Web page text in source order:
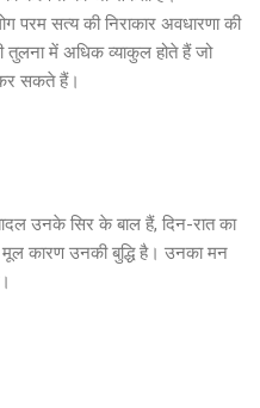
परम सत्य की निराकार अवधारणा की
में अधिक व्याकुल होते हैं जो
सकते हैं।
उनके सिर के बाल हैं, दिन-रात का
कारण उनकी बुद्धि है। उनका मन